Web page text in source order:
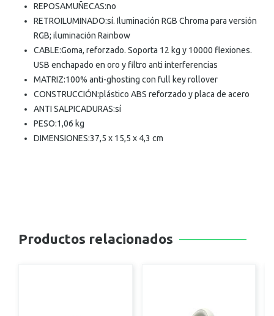
REPOSAMUÑECAS:no
RETROILUMINADO:sí. Iluminación RGB Chroma para versión
RGB; iluminación Rainbow
CABLE:Goma, reforzado. Soporta 12 kg y 10000 flexiones.
USB enchapado en oro y filtro anti interferencias
MATRIZ:100% anti-ghosting con full key rollover
CONSTRUCCIÓN:plástico ABS reforzado y placa de acero
ANTI SALPICADURAS:sí
PESO:1,06 kg
DIMENSIONES:37,5 x 15,5 x 4,3 cm
Productos relacionados